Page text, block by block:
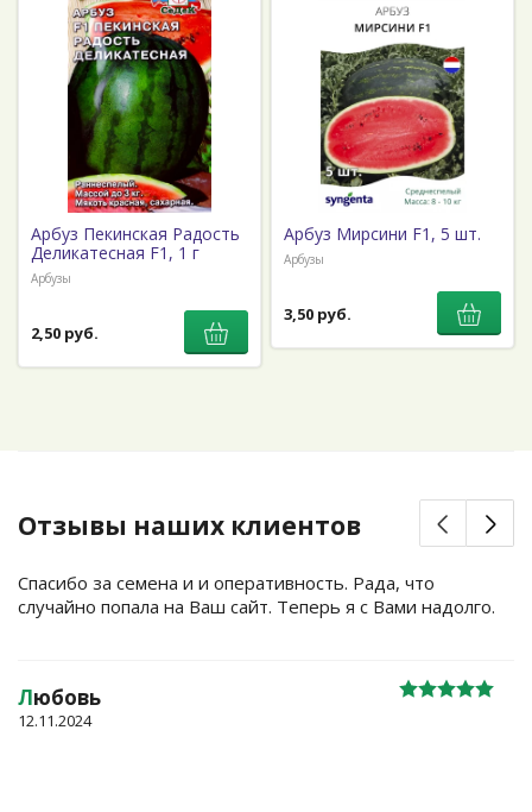
Арбуз Пекинская Радость
Деликатесная F1, 1 г
Арбузы
2,50 руб.
Арбуз Мирсини F1, 5 шт.
Арбузы
3,50 руб.
Отзывы наших клиентов
Спасибо за семена и и оперативность. Рада, что
случайно попала на Ваш сайт. Теперь я с Вами надолго.
Любовь
12.11.2024